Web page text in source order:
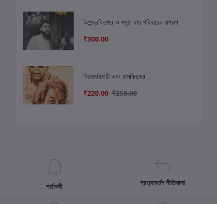
উপেন্দ্রকিশোর ও মসুয়া রায় পরিবারের গল্পসল্প
₹300.00
বিনোদবিহারী এবং রামকিঙ্কর
₹220.00 ₹250.00
শর্তাবলী প্রত্যাবর্তন নীতিমালা